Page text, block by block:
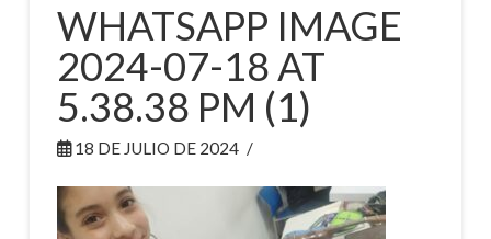
WHATSAPP IMAGE
2024-07-18 AT
5.38.38 PM (1)
18 DE JULIO DE 2024